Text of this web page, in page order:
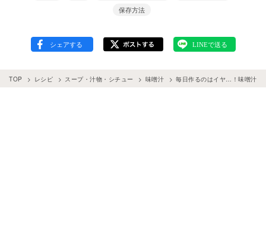
保存方法
TOP レシピ スープ・汁物・シチュー 味噌汁 毎日作るのはイヤ…！味噌汁の